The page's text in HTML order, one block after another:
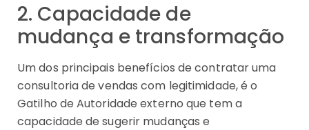
2. Capacidade de
mudança e transformação
Um dos principais benefícios de contratar uma
consultoria de vendas com legitimidade, é o
Gatilho de Autoridade externo que tem a
capacidade de sugerir mudanças e